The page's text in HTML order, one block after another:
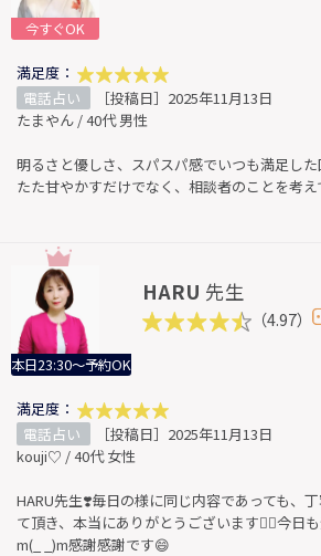
今すぐOK
満足度：
電話占い
［投稿日］2025年11月13日
たまやん / 40代 男性
明るさと優しさ、スパスパ感でいつも満足した
たた甘やかすだけでなく、相談者のことを考え
本日23:30～予約OK
HARU 先生
（4.97）
満足度：
電話占い
［投稿日］2025年11月13日
kouji♡ / 40代 女性
HARU先生❣️毎日の様に同じ内容であっても、
て頂き、本当にありがとうございます🙇‍♀️今日
m(_ _)m感謝感謝です😄